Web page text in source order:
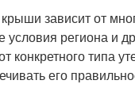
зависит от
условия региона и
конкретного типа
его